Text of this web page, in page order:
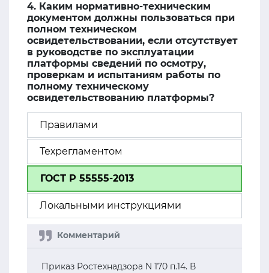
4. Каким нормативно-техническим
документом должны пользоваться при
полном техническом
освидетельствовании, если отсутствует
в руководстве по эксплуатации
платформы сведений по осмотру,
проверкам и испытаниям работы по
полному техническому
освидетельствованию платформы?
Правилами
Техрегламентом
ГОСТ Р 55555-2013
Локальными инструкциями
Приказ Ростехнадзора N 170 п.14. В